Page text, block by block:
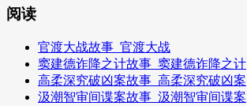
阅读
官渡大战故事_官渡大战
窦建德诈降之计故事_窦建德诈降之计
高柔深究破凶案故事_高柔深究破凶案
汲潮智审间谍案故事_汲潮智审间谍案